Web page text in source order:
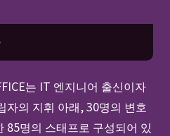
는 IT 엔지니어 출신이자
자의 지휘 아래, 30명의 변호
명의 스태프로 구성되어 있